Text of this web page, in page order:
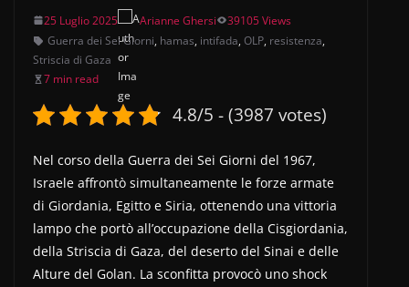
25 Luglio 2025 Arianne Ghersi
39105 Views
Guerra dei Sei Giorni, hamas, intifada, OLP, resistenza,
Striscia di Gaza
7 min read
4.8/5 - (3987 votes)
Nel corso della Guerra dei Sei Giorni del 1967,
Israele affrontò simultaneamente le forze armate
di Giordania, Egitto e Siria, ottenendo una vittoria
lampo che portò all’occupazione della Cisgiordania,
della Striscia di Gaza, del deserto del Sinai e delle
Alture del Golan. La sconfitta provocò uno shock